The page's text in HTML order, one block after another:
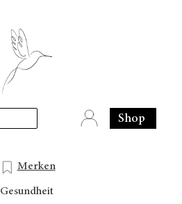
Shop
Merken
Gesundheit